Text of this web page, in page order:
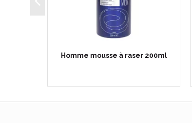
Homme mousse à raser 200ml